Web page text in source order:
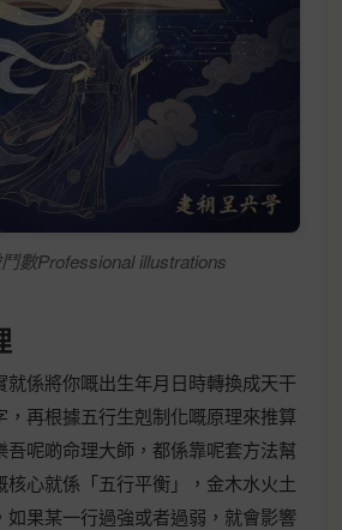
數Professional illustrations
就係將你嘅出生年月日時轉換成天干
，再根據五行生剋制化嘅原理來推算
吾呢啲命理大師，都係靠呢套方法幫
核心就係「五行平衡」，金木水火土
如果某一行過強或者過弱，就會影響